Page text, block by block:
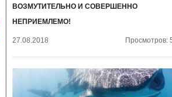
ВОЗМУТИТЕЛЬНО И СОВЕРШЕННО
НЕПРИЕМЛЕМО!
27.08.2018 Просмотров: